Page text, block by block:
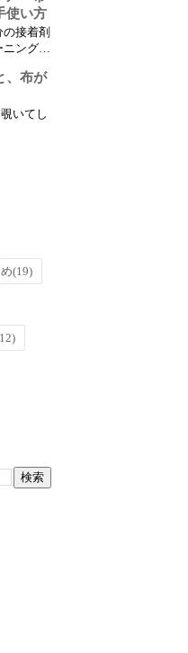
使い方
接着剤
ニング
の接着
レビュ
、布が
いてし
(19)